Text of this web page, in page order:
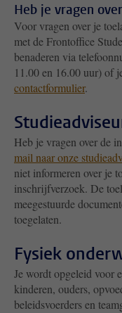
Heb je vragen
Voor vragen over je
met de Frontoffice
benaderen via
11.00 en 16.00 uur) of
contactformulier.
Heb je vragen over de
mail naar onze
niet informeren over je
inschrijfverzoek. De
meegestuurde
toegelaten.
Fysiek
Je wordt opgeleid voor
kinderen, ouders,
beleidsvoerders en